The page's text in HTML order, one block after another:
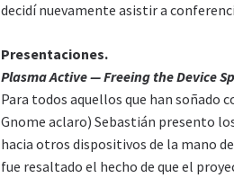
decidí nuevamente asistir a
Presentaciones.
Plasma Active — Freeing the Device
Para todos aquellos que han soñado
Gnome aclaro) Sebastián presento
hacia otros dispositivos de la mano
fue resaltado el hecho de que el